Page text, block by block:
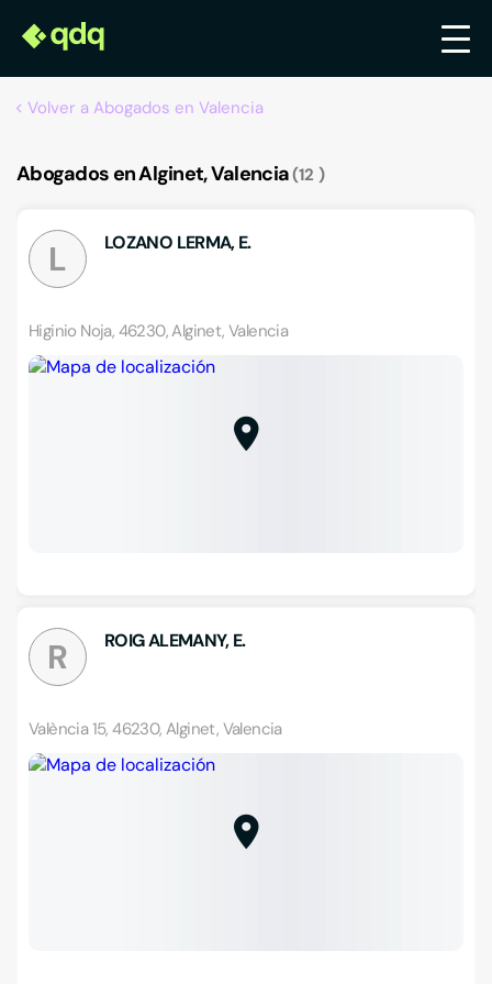
Volver a Abogados en Valencia
Abogados en Alginet, Valencia 12
L LOZANO LERMA, E.
Higinio Noja, 46230, Alginet, Valencia
R ROIG ALEMANY, E.
València 15, 46230, Alginet, Valencia